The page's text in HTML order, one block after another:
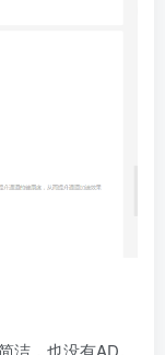
洁，也没有AD。